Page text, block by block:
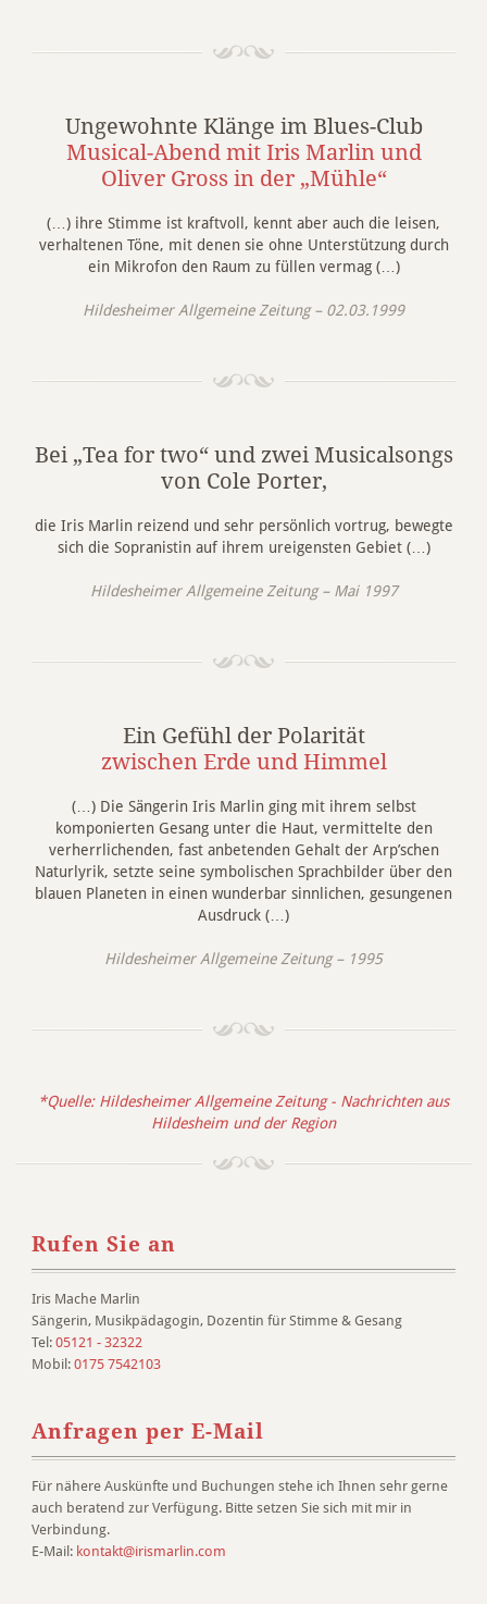
Ungewohnte Klänge im Blues-Club
Musical-Abend mit Iris Marlin und
Oliver Gross in der „Mühle“
(…) ihre Stimme ist kraftvoll, kennt aber auch die leisen,
verhaltenen Töne, mit denen sie ohne Unterstützung durch
ein Mikrofon den Raum zu füllen vermag (…)
Hildesheimer Allgemeine Zeitung – 02.03.1999
Bei „Tea for two“ und zwei Musicalsongs
von Cole Porter,
die Iris Marlin reizend und sehr persönlich vortrug, bewegte
sich die Sopranistin auf ihrem ureigensten Gebiet (…)
Hildesheimer Allgemeine Zeitung – Mai 1997
Ein Gefühl der Polarität
zwischen Erde und Himmel
(…) Die Sängerin Iris Marlin ging mit ihrem selbst
komponierten Gesang unter die Haut, vermittelte den
verherrlichenden, fast anbetenden Gehalt der Arp’schen
Naturlyrik, setzte seine symbolischen Sprachbilder über den
blauen Planeten in einen wunderbar sinnlichen, gesungenen
Ausdruck (…)
Hildesheimer Allgemeine Zeitung – 1995
*Quelle: Hildesheimer Allgemeine Zeitung - Nachrichten aus
Hildesheim und der Region
Rufen Sie an
Iris Mache Marlin
Sängerin, Musikpädagogin, Dozentin für Stimme & Gesang
Tel: 05121 - 32322
Mobil: 0175 7542103
Anfragen per E-Mail
Für nähere Auskünfte und Buchungen stehe ich Ihnen sehr gerne
auch beratend zur Verfügung. Bitte setzen Sie sich mit mir in
Verbindung.
E-Mail: kontakt@irismarlin.com